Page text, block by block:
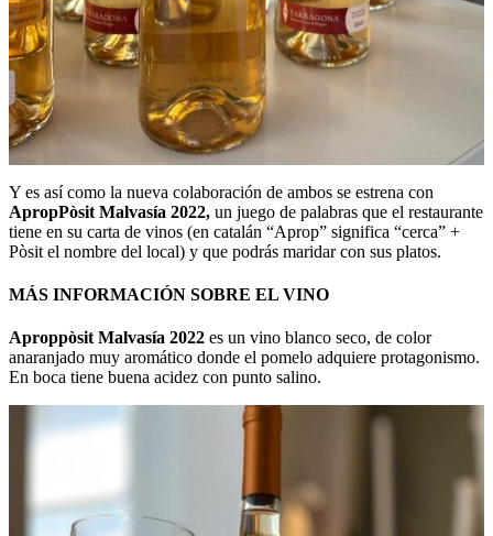
Y es así como la nueva colaboración de ambos se estrena con
ApropPòsit Malvasía 2022, un juego de palabras que el restaurante
tiene en su carta de vinos (en catalán “Aprop” significa “cerca” +
Pòsit el nombre del local) y que podrás maridar con sus platos.
MÁS INFORMACIÓN SOBRE EL VINO
Aproppòsit Malvasía 2022 es un vino blanco seco, de color
anaranjado muy aromático donde el pomelo adquiere protagonismo.
En boca tiene buena acidez con punto salino.